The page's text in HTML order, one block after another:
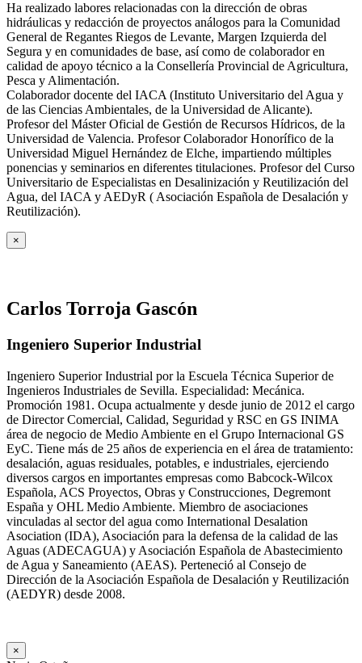
Ha realizado labores relacionadas con la dirección de obras
hidráulicas y redacción de proyectos análogos para la Comunidad
General de Regantes Riegos de Levante, Margen Izquierda del
Segura y en comunidades de base, así como de colaborador en
calidad de apoyo técnico a la Consellería Provincial de Agricultura,
Pesca y Alimentación.
Colaborador docente del IACA (Instituto Universitario del Agua y
de las Ciencias Ambientales, de la Universidad de Alicante).
Profesor del Máster Oficial de Gestión de Recursos Hídricos, de la
Universidad de Valencia. Profesor Colaborador Honorífico de la
Universidad Miguel Hernández de Elche, impartiendo múltiples
ponencias y seminarios en diferentes titulaciones. Profesor del Curso
Universitario de Especialistas en Desalinización y Reutilización del
Agua, del IACA y AEDyR ( Asociación Española de Desalación y
Reutilización).
×
Carlos Torroja Gascón
Ingeniero Superior Industrial
Ingeniero Superior Industrial por la Escuela Técnica Superior de
Ingenieros Industriales de Sevilla. Especialidad: Mecánica.
Promoción 1981. Ocupa actualmente y desde junio de 2012 el cargo
de Director Comercial, Calidad, Seguridad y RSC en GS INIMA
área de negocio de Medio Ambiente en el Grupo Internacional GS
EyC. Tiene más de 25 años de experiencia en el área de tratamiento:
desalación, aguas residuales, potables, e industriales, ejerciendo
diversos cargos en importantes empresas como Babcock-Wilcox
Española, ACS Proyectos, Obras y Construcciones, Degremont
España y OHL Medio Ambiente. Miembro de asociaciones
vinculadas al sector del agua como International Desalation
Asociation (IDA), Asociación para la defensa de la calidad de las
Aguas (ADECAGUA) y Asociación Española de Abastecimiento
de Agua y Saneamiento (AEAS). Perteneció al Consejo de
Dirección de la Asociación Española de Desalación y Reutilización
(AEDYR) desde 2008.
×